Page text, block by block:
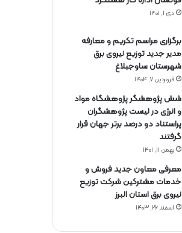
دی ۱, ۱۴۰۱
برگزاری مراسم تكریم و معارفه
مدیر جدید توزیع نیروی برق
شهرستان ساوجبلاغ
فروردین ۷, ۱۴۰۴
شش پژوهشگر پژوهشگاه مواد
و انرژی در لیست پژوهشگران
پراستناد دو درصد برتر جهان قرار
گرفتند
بهمن ۱۱, ۱۴۰۱
معرفی معاون جدید فروش و
خدمات مشتركین شركت توزیع
نیروی برق استان البرز
اسفند ۲۶, ۱۴۰۳